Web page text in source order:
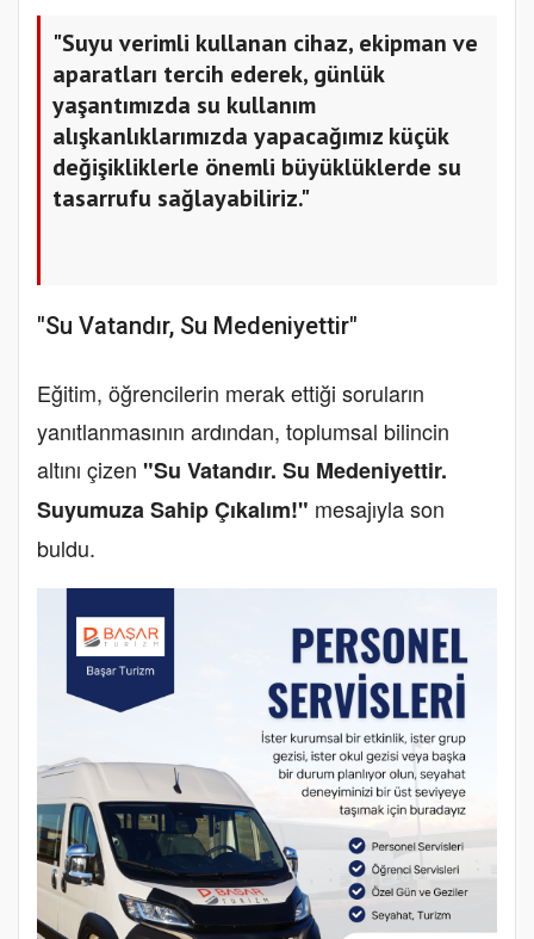
"Suyu verimli kullanan cihaz, ekipman ve
aparatları tercih ederek, günlük
yaşantımızda su kullanım
alışkanlıklarımızda yapacağımız küçük
değişikliklerle önemli büyüklüklerde su
tasarrufu sağlayabiliriz."
"Su Vatandır, Su Medeniyettir"
Eğitim, öğrencilerin merak ettiği soruların
yanıtlanmasının ardından, toplumsal bilincin
altını çizen "Su Vatandır. Su Medeniyettir.
Suyumuza Sahip Çıkalım!" mesajıyla son
buldu.